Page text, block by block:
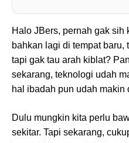
Halo JBers, pernah gak sih
bahkan lagi di tempat baru,
tapi gak tau arah kiblat?
sekarang, teknologi udah
hal ibadah pun udah makin
Dulu mungkin kita perlu
sekitar. Tapi sekarang,